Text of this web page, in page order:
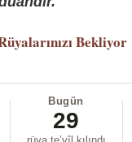
Bekliyor
Bugün
29